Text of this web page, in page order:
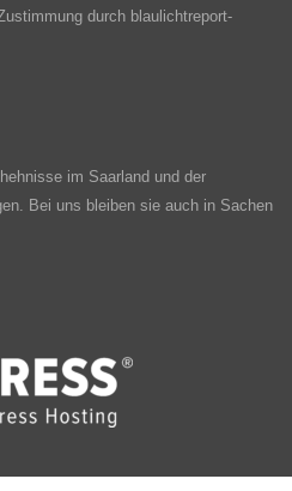
durch blaulichtreport-
im Saarland und der
Bei uns bleiben sie auch in Sachen